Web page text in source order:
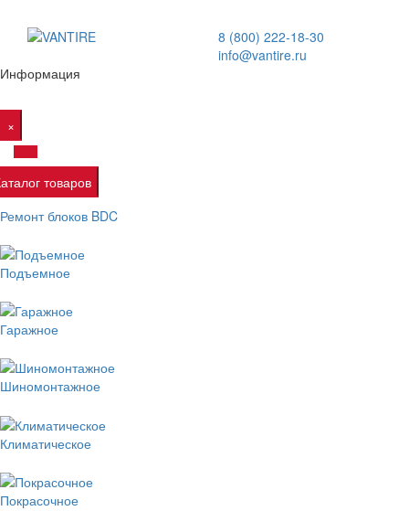
8 (800) 222-18-30
info@vantire.ru
Информация
×
товаров
Ремонт блоков BDC
Подъемное
Гаражное
Шиномонтажное
Климатическое
Покрасочное